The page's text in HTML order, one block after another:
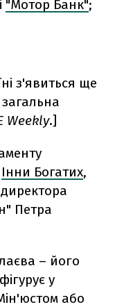
"Мотор Банк";
з'явиться ще
Weekly.]
Інни Богатих,
Петра
– його
у
або